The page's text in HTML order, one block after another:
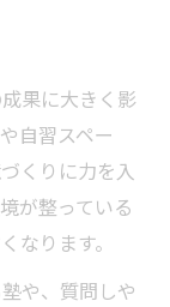
果に大きく影
自習スペー
くりに力を入
が整っている
なります。
や、質問しや